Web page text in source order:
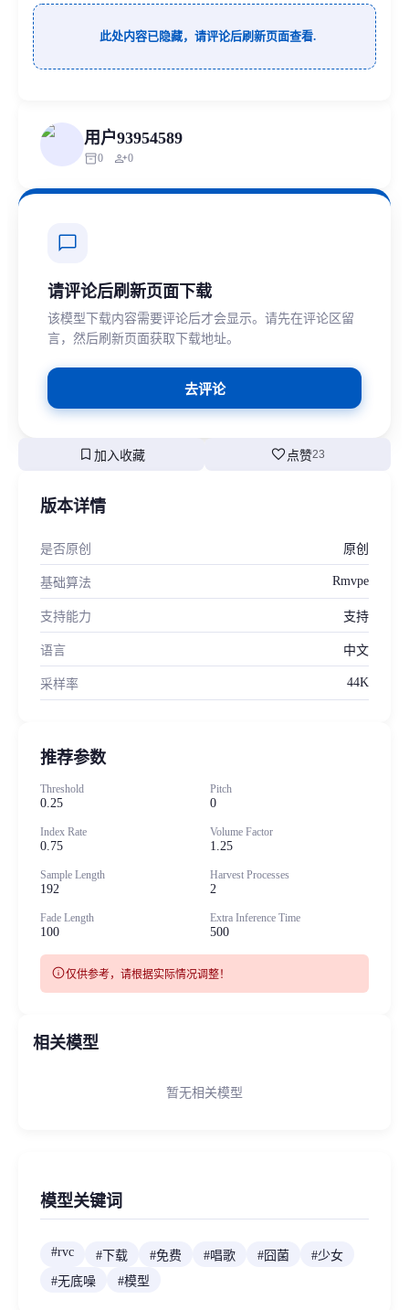
此处内容已隐藏，请评论后刷新页面查看.
用户93954589
inventory_20 person_add0
chat_bubble
请评论后刷新页面下载
该模型下载内容需要评论后才会显示。请先在评论区留
言，然后刷新页面获取下载地址。
去评论
bookmark 加入收藏 favorite 点赞23
版本详情
是否原创 原创
基础算法 Rmvpe
支持能力 支持
语言 中文
采样率 44K
推荐参数
Threshold
0.25
Pitch
0
Index Rate
0.75
Volume Factor
1.25
Sample Length
192
Harvest Processes
2
Fade Length
100
Extra Inference Time
500
info仅供参考，请根据实际情况调整！
相关模型
暂无相关模型
模型关键词
#rvc # 下载 #免费 #唱歌 # 囧菌 #少女
#无底噪 #模型